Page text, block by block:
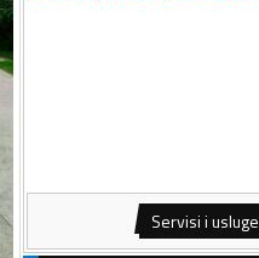
Servisi i usluge